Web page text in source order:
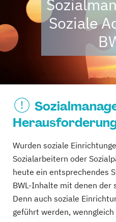
Soziale
Wurden soziale
Sozialarbeitern oder
heute ein entsprechendes
BWL-Inhalte mit denen der
Denn auch soziale
geführt werden,